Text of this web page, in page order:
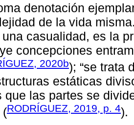
denotación
de la vida
casualidad, es la
concepciones
2020b); “se trata
estáticas
que las partes se
(RODRÍGUEZ, 2019, p. 4).